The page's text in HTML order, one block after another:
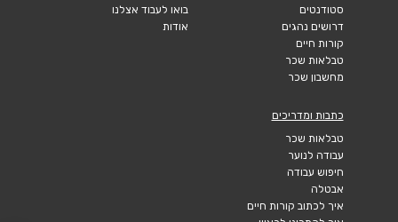
סטודנטים
דרושים נהגים
קורות חיים
טבלאות שכר
מחשבון שכר
בואו לעבוד אצלנו
אודות
כתבות ומדריכים
טבלאות שכר
עבודה לנוער
חיפוש עבודה
אבטלה
איך לכתוב קורות חיים